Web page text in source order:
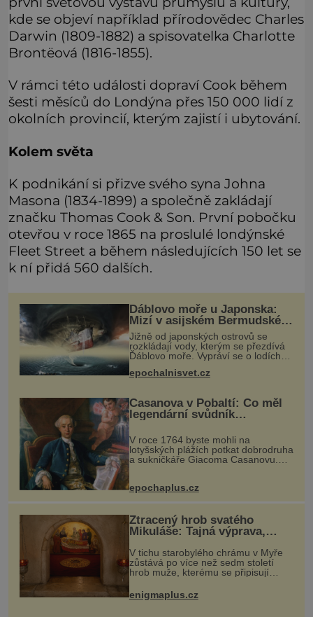
kde se objeví například přírodovědec Charles
Darwin (1809-1882) a spisovatelka Charlotte
Brontëová (1816-1855).
V rámci této události dopraví Cook během
šesti měsíců do Londýna přes 150 000 lidí z
okolních provincií, kterým zajistí i ubytování.
Kolem světa
K podnikání si přizve svého syna Johna
Masona (1834-1899) a společně zakládají
značku Thomas Cook & Son. První pobočku
otevřou v roce 1865 na proslulé londýnské
Fleet Street a během následujících 150 let se
k ní přidá 560 dalších.
Ďáblovo moře u Japonska:
Mizí v asijském Bermudském
trojúhelníku lodě ve spárech
neznámé síly?
Jižně od japonských ostrovů se
rozkládají vody, kterým se přezdívá
Ďáblovo moře. Vypráví se o lodích
mizejících beze stopy, podivných
světlech, zrádných proudech i
epochalnisvet.cz
Casanova v Pobaltí: Co měl
legendární svůdník
společného se svobodnými
zednáři?
V roce 1764 byste mohli na
lotyšských plážích potkat dobrodruha
a sukničkáře Giacoma Casanovu.
Jeho cesta k Baltskému moři však
pracovní cestou se zištnými úmysly.
epochaplus.cz
Ztracený hrob svatého
Mikuláše: Tajná výprava,
relikvii do Itálie
V tichu starobylého chrámu v Myře
zůstává po více než sedm století
hrob muže, kterému se připisují
námořníků v bouřích. Pak ale
přichází rok 1087 a klidné místo se
enigmaplus.cz